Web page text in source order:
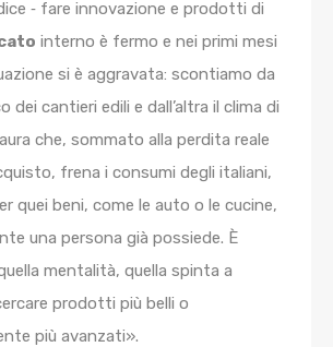
‐ fare innovazione e prodotti di
interno è fermo e nei primi mesi
si è aggravata: scontiamo da
dei cantieri edili e dall’altra il clima di
che, sommato alla perdita reale
frena i consumi degli italiani,
quei beni, come le auto o le cucine,
una persona già possiede. È
mentalità, quella spinta a
prodotti più belli o
più avanzati».